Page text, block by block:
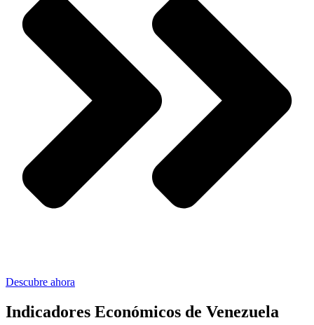
Descubre ahora
Indicadores Económicos de Venezuela